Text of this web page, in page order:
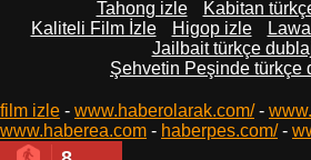
Tahong izle
Kabitan
Kaliteli Film İzle
Higop izle
Jailbait türkçe
Şehvetin Peşinde türkçe
film izle - www.haberolarak.com/-
www.haberea.com - haberpes.com/-